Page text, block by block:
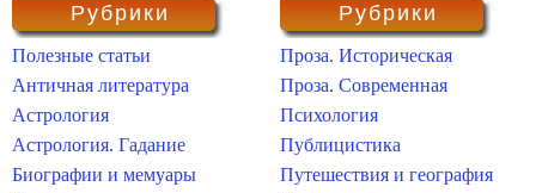
Рубрики
Полезные статьи
Античная литература
Астрология
Астрология. Гадание
Биографии и мемуары
Рубрики
Проза. Историческая
Проза. Современная
Психология
Публицистика
Путешествия и география